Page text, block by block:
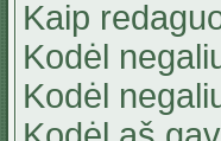
Kaip
Kodėl
Kodėl